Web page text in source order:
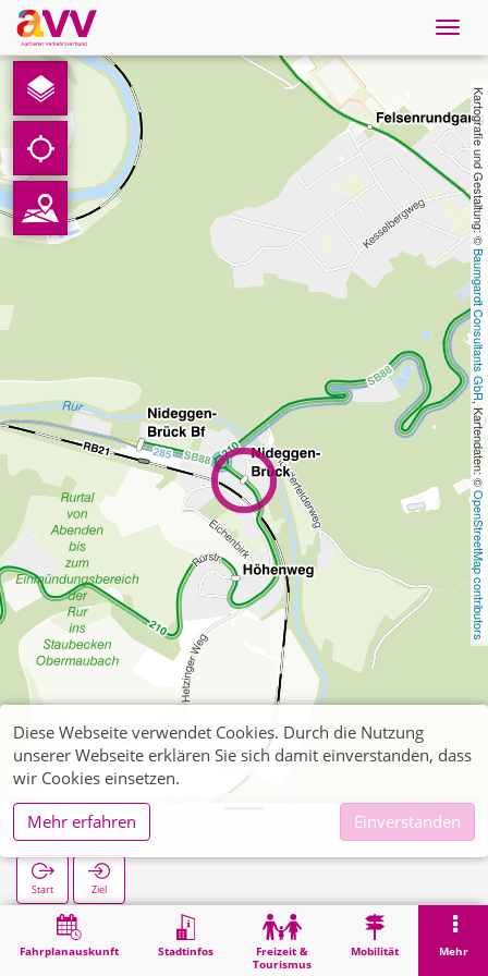
Deutsch
Downloads
Kontakt
AVV
Kartografie und Gestaltung: ©
Baumgardt Consultants GbR
, Kartendaten: ©
OpenStreetMap contributors
Fahrplanauskunft Stadtinfos
Freizeit &
Tourismus
Mobilität Mehr
Brück (Ort)
Start Ziel
Suche
Diese Webseite verwendet Cookies. Durch die Nutzung
unserer Webseite erklären Sie sich damit einverstanden, dass
wir Cookies einsetzen.
Mehr erfahren
Einverstanden